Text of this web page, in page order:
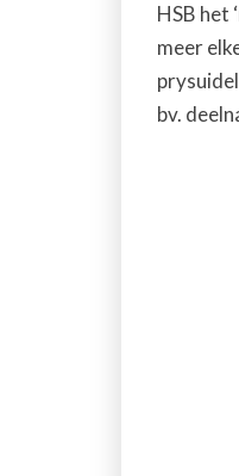
HSB het
meer
bv.